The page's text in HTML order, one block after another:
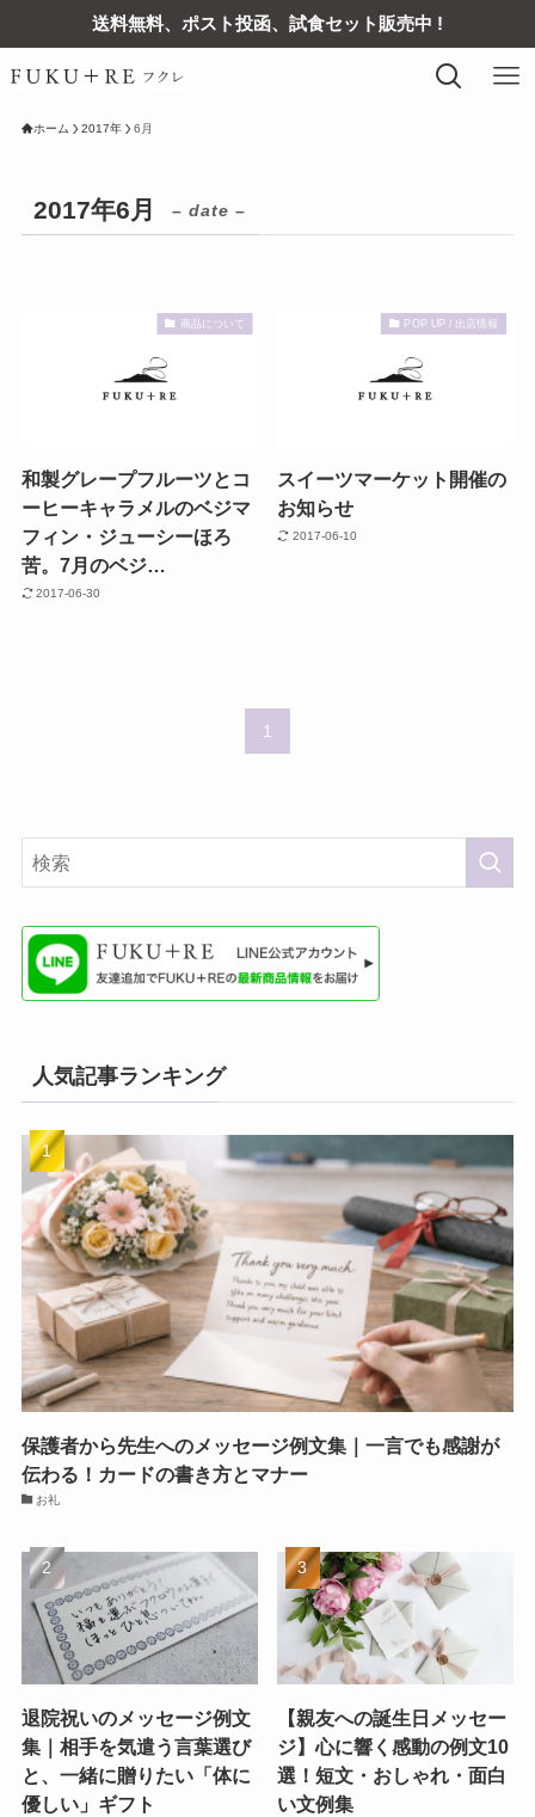
送料無料、ポスト投函、試食セット販売中 !
ホーム 2017年 6月
2017年6月 – date –
商品について
和製グレープフルーツとコ
ーヒーキャラメルのベジマ
フィン・ジューシーほろ
苦。7月のベジ…
2017-06-30
POP UP / 出店情報
スイーツマーケット開催の
お知らせ
2017-06-10
1
人気記事ランキング
保護者から先生へのメッセージ例文集｜一言でも感謝が
伝わる！カードの書き方とマナー
お礼
退院祝いのメッセージ例文
集｜相手を気遣う言葉選び
と、一緒に贈りたい「体に
優しい」ギフト
【親友への誕生日メッセー
ジ】心に響く感動の例文10
選！短文・おしゃれ・面白
い文例集